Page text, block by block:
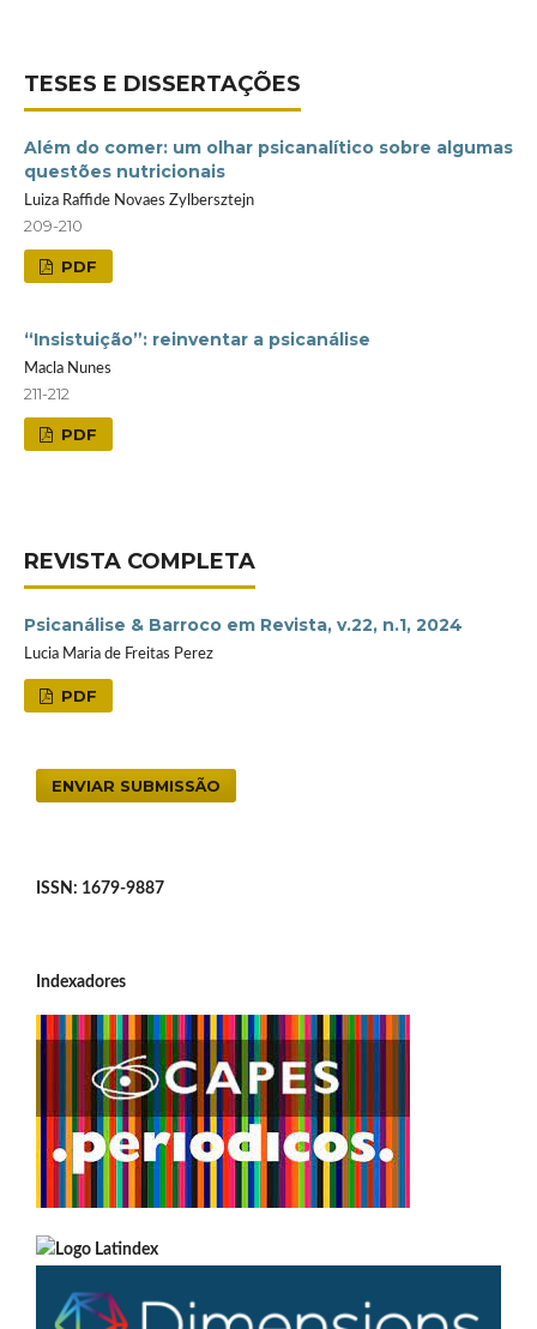
TESES E DISSERTAÇÕES
Além do comer: um olhar psicanalítico sobre algumas
questões nutricionais
Luiza Raffide Novaes Zylbersztejn
209-210
PDF
“Insistuição”: reinventar a psicanálise
Macla Nunes
211-212
PDF
REVISTA COMPLETA
Psicanálise & Barroco em Revista, v.22, n.1, 2024
Lucia Maria de Freitas Perez
PDF
ENVIAR SUBMISSÃO
ISSN: 1679-9887
Indexadores